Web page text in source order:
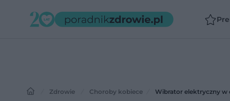
Zdrowie Choroby kobiece Wibrator elektryczny w